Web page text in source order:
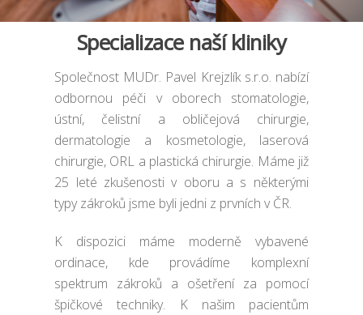
Specializace naší kliniky
Společnost MUDr. Pavel Krejzlík s.r.o. nabízí
odbornou péči v oborech stomatologie,
ústní, čelistní a obličejová chirurgie,
dermatologie a kosmetologie, laserová
chirurgie, ORL a plastická chirurgie. Máme již
25 leté zkušenosti v oboru a s některými
typy zákroků jsme byli jedni z prvních v ČR.
K dispozici máme moderně vybavené
ordinace, kde provádíme komplexní
spektrum zákroků a ošetření za pomocí
špičkové techniky. K našim pacientům